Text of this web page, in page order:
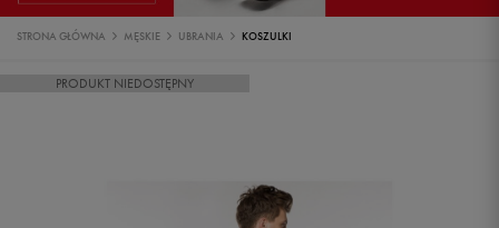
STRONA GŁÓWNA MĘSKIE UBRANIA KOSZULKI
PRODUKT NIEDOSTĘPNY